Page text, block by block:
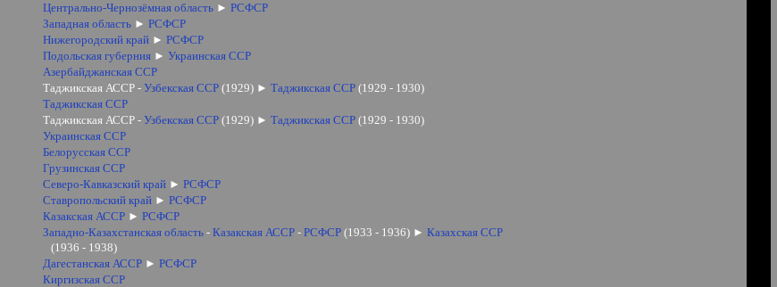
Центрально-Чернозёмная область ► РСФСР
Западная область ► РСФСР
Нижегородский край ► РСФСР
Подольская губерния ► Украинская ССР
Азербайджанская ССР
Таджикская АССР -Узбекская ССР (1929) ► Таджикская ССР (1929 - 1930)
Таджикская ССР
Таджикская АССР -Узбекская ССР (1929) ► Таджикская ССР (1929 - 1930)
Украинская ССР
Белорусская ССР
Грузинская ССР
Северо-Кавказский край ► РСФСР
Ставропольский край ► РСФСР
Казакская АССР ► РСФСР
Западно-Казахстанская область -Казакская АССР - РСФСР (1933 - 1936) ► Казахская ССР
(1936 - 1938)
Дагестанская АССР ► РСФСР
Киргизская ССР